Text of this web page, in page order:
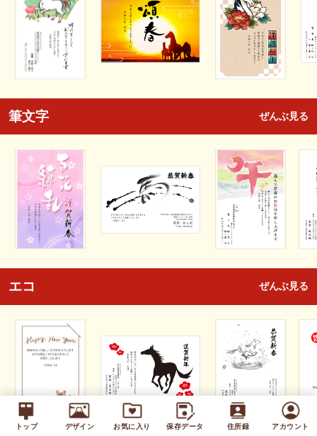
トップ デザイン お気に入り 保存データ 住所録 アカウント
筆文字 ぜんぶ見る
エコ ぜんぶ見る